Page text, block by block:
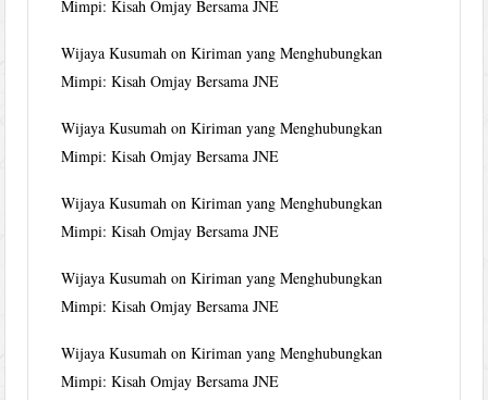
Mimpi: Kisah Omjay Bersama JNE
Wijaya Kusumah onKiriman yang Menghubungkan
Mimpi: Kisah Omjay Bersama JNE
Wijaya Kusumah onKiriman yang Menghubungkan
Mimpi: Kisah Omjay Bersama JNE
Wijaya Kusumah onKiriman yang Menghubungkan
Mimpi: Kisah Omjay Bersama JNE
Wijaya Kusumah onKiriman yang Menghubungkan
Mimpi: Kisah Omjay Bersama JNE
Wijaya Kusumah onKiriman yang Menghubungkan
Mimpi: Kisah Omjay Bersama JNE